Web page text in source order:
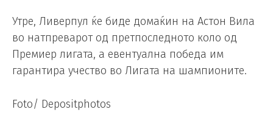
Утре, Ливерпул ќе биде домаќин на Астон Вила
во натпреварот од претпоследното коло од
Премиер лигата, а евентуална победа им
гарантира учество во Лигата на шампионите.
Foto/ Depositphotos